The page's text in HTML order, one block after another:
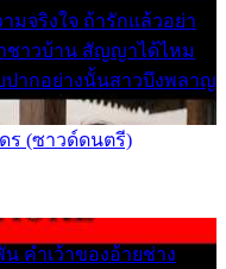
จริงใจ ถ้ารักแล้วอย่า
ชาวบ้าน สัญญาได้ไหม
ปากอย่างนั้นสาวบึงพลาญ
ร (ซาวด์ดนตรี)
คำเว้าของอ้ายช่าง